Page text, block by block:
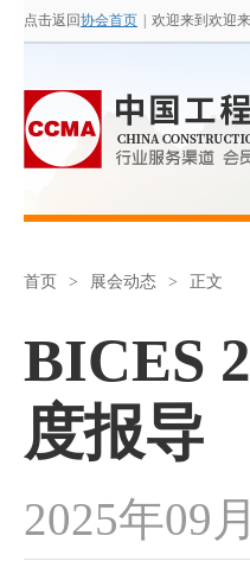
点击返回协会首页 欢迎来到欢迎
首页 > 展会动态 > 正文
BICES
度报导
2025年09